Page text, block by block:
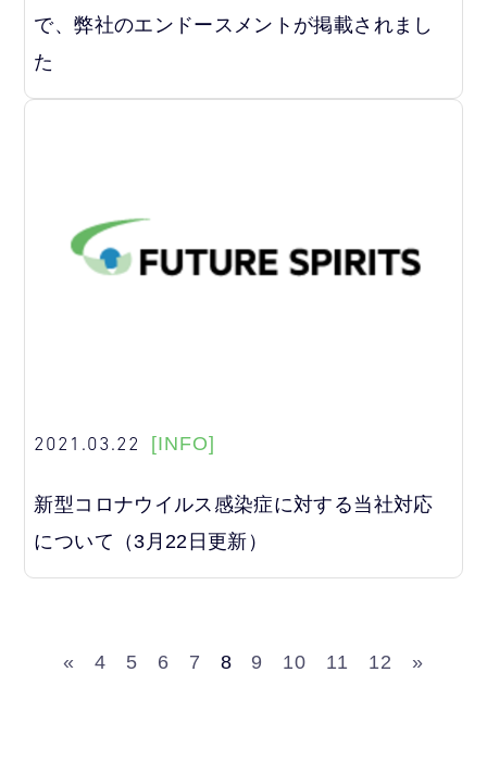
で、弊社のエンドースメントが掲載されまし
た
2021.03.22 [INFO]
新型コロナウイルス感染症に対する当社対応
について（3月22日更新）
« 4 5 6 7 8 9 10 11 12 »